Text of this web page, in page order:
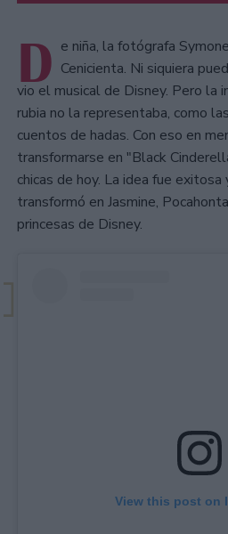
D e niña, la fotógrafa
Cenicienta. Ni siquiera
vio el musical de Disney. Pero la
rubia no la representaba, como
cuentos de hadas. Con eso en
transformarse en "Black
chicas de hoy. La idea fue
transformó en Jasmine,
princesas de Disney.
View this post on